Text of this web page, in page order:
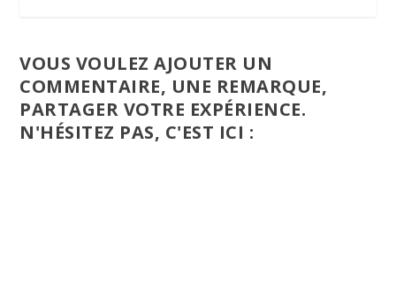
VOUS VOULEZ AJOUTER UN
COMMENTAIRE, UNE REMARQUE,
PARTAGER VOTRE EXPÉRIENCE.
N'HÉSITEZ PAS, C'EST ICI :